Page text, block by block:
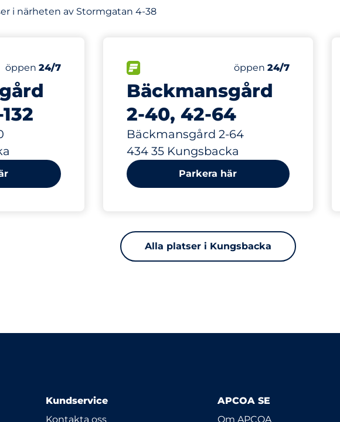
i närheten av Stormgatan 4-38
Antal parkeringsplatser:
Totalt antal platser
Lördag
öppen 24/7
Bäckmansgård
2-40, 42-64
Bäckmansgård 2-64
434 35 Kungsbacka
Antal parkeringsplatser:
Totalt antal platser
Lördag
öppen24/7
337 m
Parkera här
Alla platser i Kungsbacka
Kundservice
Kontakta oss
APCOA SE
Om APCOA